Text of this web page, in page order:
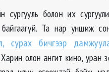
сургууль болон их
Та нар уншиж
сурах бичгээр
Харин олон ангит кино, уран